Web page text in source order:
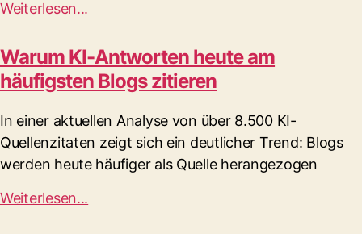
Weiterlesen...
Warum KI-Antworten heute am
häufigsten Blogs zitieren
In einer aktuellen Analyse von über 8.500 KI-
Quellenzitaten zeigt sich ein deutlicher Trend: Blogs
werden heute häufiger als Quelle herangezogen
Weiterlesen...